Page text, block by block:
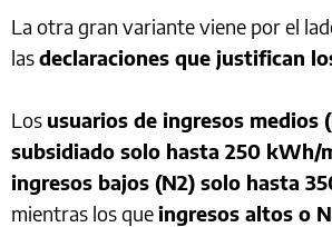
La otra gran variante viene por el
lasdeclaraciones que justifican
Los usuarios de ingresos medios
subsidiado solo hasta 250 kWh/
ingresos bajos (N2) solo hasta
mientras los queingresos altos o